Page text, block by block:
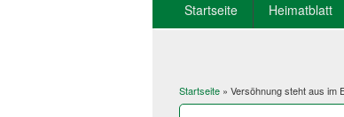
Startseite Heimatblatt
Sie sind hier
Startseite » Versöhnung steht aus im